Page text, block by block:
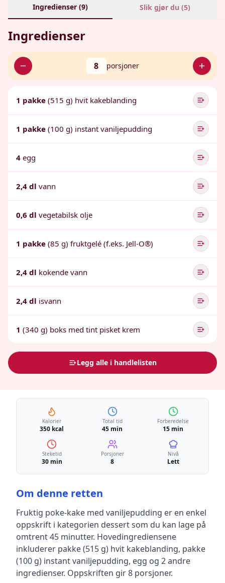
Ingredienser (9) Slik gjør du (5)
Ingredienser
8 porsjoner
1 pakke (515 g) hvit kakeblanding
1 pakke (100 g) instant vaniljepudding
4 egg
2,4 dl vann
0,6 dl vegetabilsk olje
1 pakke (85 g) fruktgelé (f.eks. Jell-O®)
2,4 dl kokende vann
2,4 dl isvann
1 (340 g) boks med tint pisket krem
Legg alle i handlelisten
Kalorier
350 kcal
Total tid
45 min
Forberedelse
15 min
Steketid
30 min
Porsjoner
8
Nivå
Lett
Om denne retten
Fruktig poke-kake med vaniljepudding er en enkel
oppskrift i kategorien dessertsom du kan lage på
omtrent 45 minutter. Hovedingrediensene
inkluderer pakke (515 g) hvit kakeblanding, pakke
(100 g) instant vaniljepudding, egg og 2 andre
ingredienser. Oppskriften gir8 porsjoner.